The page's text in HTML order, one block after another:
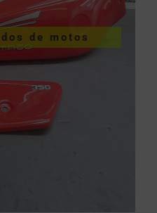
de motos
de
CARENADOS